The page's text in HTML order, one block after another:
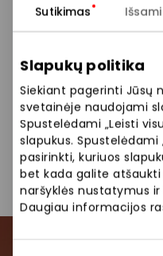
Sutikimas
Slapukų politika
Siekiant pagerinti Jūsų
svetainėje naudojami
Spustelėdami „Leisti
slapukus.
pasirinkti, kuriuos
bet kada galite
naršyklės nustatymus
Daugiau informacijos
metų „Tommy
kiekvieną sezoną
Siūlome platų prekių
megztiniai, striukės,
Drabužiai